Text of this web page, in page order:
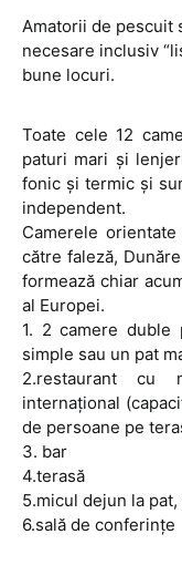
Amatorii de pescuit
necesare inclusiv
bune locuri.
Toate cele 12
paturi mari şi
fonic şi termic şi
independent.
Camerele
către faleză,
formează chiar
al Europei.
1. 2 camere duble
simple sau un pat
2.restaurant cu
internaţional
de persoane pe
3. bar
4.terasă
5.micul dejun la
6.sală de conferinţe